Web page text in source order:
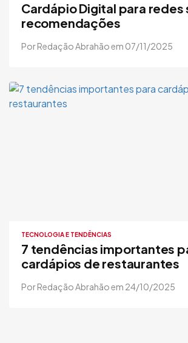
Cardápio Digital para redes
recomendações
Por Redação Abrahão em 07/11/2025
TECNOLOGIA E TENDÊNCIAS
7 tendências importantes
cardápios de restaurantes
Por Redação Abrahão em 24/10/2025